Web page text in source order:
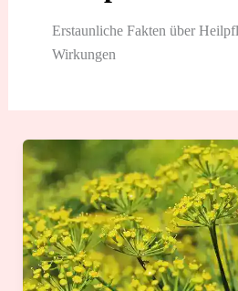
Erstaunliche Fakten über
Wirkungen